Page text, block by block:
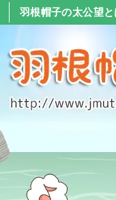
羽根帽子の太公望と